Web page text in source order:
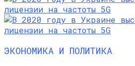
ЭКОНОМИКА И ПОЛИТИКА